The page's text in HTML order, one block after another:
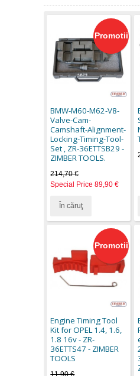
Promotii
BMW-M60-M62-V8-
Valve-Cam-
Camshaft-Alignment-
Locking-Timing-Tool-
Set , ZR-36ETTSB29 -
ZIMBER TOOLS.
214,70 €
Special Price 89,90 €
În căruţ
Promotii
Engine Timing Tool
Kit for OPEL 1.4, 1.6,
1.8 16v - ZR-
36ETTS47 - ZIMBER
TOOLS
11,90 €